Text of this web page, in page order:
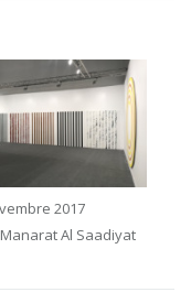
2017
Al Saadiyat